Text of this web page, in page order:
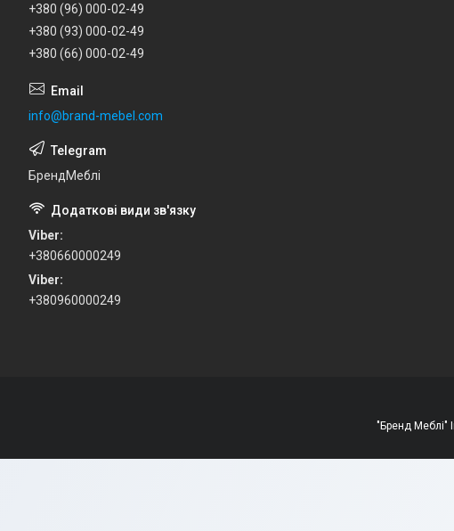
+380 (96) 000-02-49
+380 (93) 000-02-49
+380 (66) 000-02-49
info@brand-mebel.com
БрендМеблі
Viber
+380660000249
Viber
+380960000249